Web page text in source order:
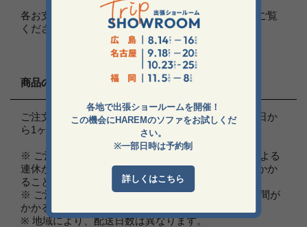
各地で出張ショールームを開催！
この機会にHAREMのソファをお試しくだ
さい。
※一部日時は予約制
詳しくはこちら
各お支払い方法の詳しいご説明は、お支払い方法
をご覧
ください。
商品の引き渡し時期、及び発送方法
ご注文頂いた商品は、通常受注生産のため、ご注文日か
ら1ヶ月〜2ヶ月でお届けしております。
※ ご注文が集中した場合、土日祝日・弊社休業日による
連休がある場合には納品までに通常より長い時間がかか
ることがあります。
※ ご注文の生地在庫がない場合には通常より長い時間が
かかることがあります。
※ 地域により、配送日数は異なります。